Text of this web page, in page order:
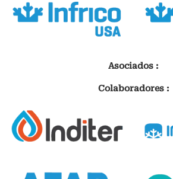
Asociados :
Colaboradores :